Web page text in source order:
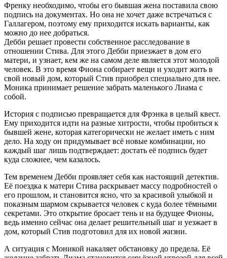
Френку необходимо, чтобы его бывшая жена поставила свою
подпись на документах. Но она не хочет даже встречаться с
Галлагером, поэтому ему приходится искать варианты, как
можно до нее добраться.
Дебби решает провести собственное расследование в
отношении Стива. Для этого Дебби приезжает в дом его
матери, и узнает, кем же на самом деле является этот молодой
человек. В это время Фиона собирает вещи и уходит жить в
свой новый дом, который Стив приобрел специально для нее.
Моника принимает решение забрать маленького Лиама с
собой.
История с подписью превращается для Фрэнка в целый квест.
Ему приходится идти на разные хитрости, чтобы пробиться к
бывшей жене, которая категорически не желает иметь с ним
дело. На ходу он придумывает всё новые комбинации, но
каждый шаг лишь подтверждает: достать её подпись будет
куда сложнее, чем казалось.
Тем временем Дебби проявляет себя как настоящий детектив.
Её поездка к матери Стива раскрывает массу подробностей о
его прошлом, и становится ясно, что за красивой улыбкой и
показным шармом скрывается человек с куда более тёмными
секретами. Это открытие бросает тень и на будущее Фионы,
ведь именно сейчас она делает решительный шаг и уезжает в
дом, который Стив подготовил для их новой жизни.
А ситуация с Моникой накаляет обстановку до предела. Её